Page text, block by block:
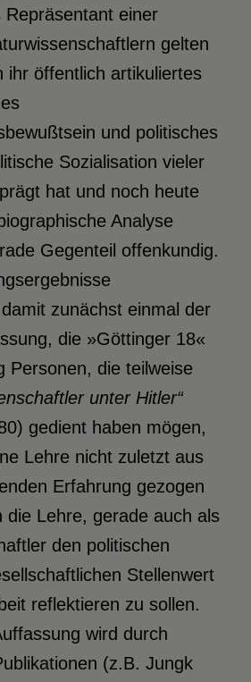
Repräsentant einer
gelten
ihr öffentlich artikuliertes
und politisches
Sozialisation vieler
hat und noch heute
Analyse
Gegenteil offenkundig.
zunächst einmal der
die »Göttinger 18«
Personen, die teilweise
unter Hitler“
gedient haben mögen,
Lehre nicht zuletzt aus
Erfahrung gezogen
die Lehre, gerade auch als
den politischen
Stellenwert
reflektieren zu sollen.
wird durch
(z.B. Jungk